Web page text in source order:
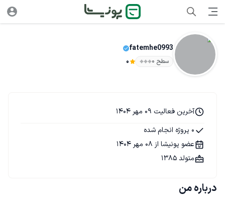
fatemhe0993
سطح ۰ 0
درباره من
آخرین فعالیت 09 مهر 1404
0 پروژه انجام شده
عضو پونیشا از 08 مهر 1404
متولد 1385